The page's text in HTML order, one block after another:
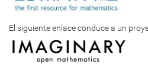
El siguiente enlace conduce a un